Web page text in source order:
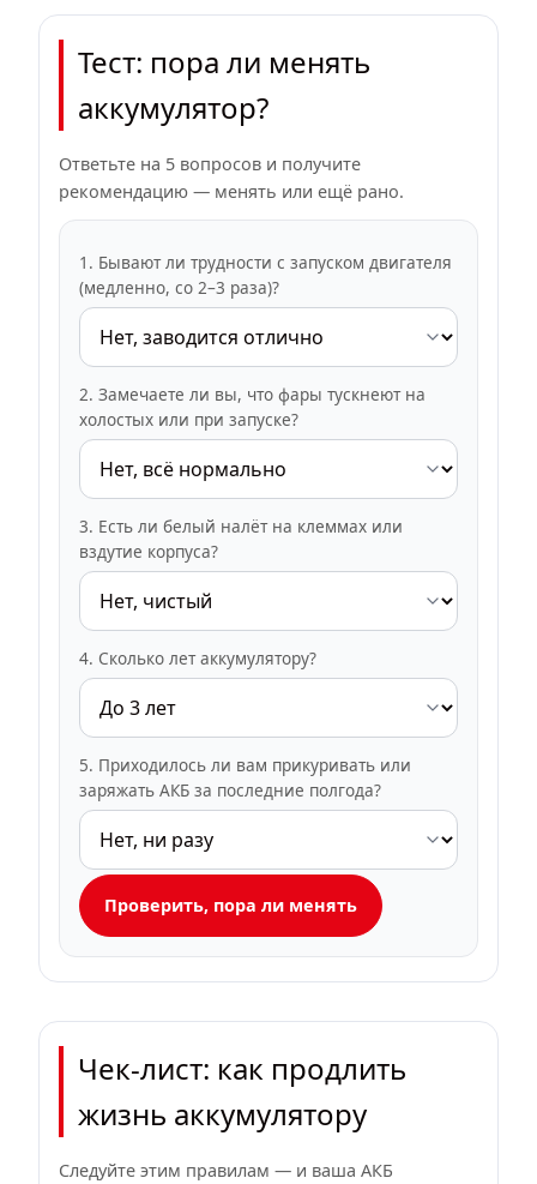
Тест: пора ли менять
аккумулятор?
Ответьте на 5 вопросов и получите
рекомендацию — менять или ещё рано.
1. Бывают ли трудности с запуском двигателя
(медленно, со 2–3 раза)?
2. Замечаете ли вы, что фары тускнеют на
холостых или при запуске?
3. Есть ли белый налёт на клеммах или
вздутие корпуса?
4. Сколько лет аккумулятору?
5. Приходилось ли вам прикуривать или
заряжать АКБ за последние полгода?
Проверить, пора ли менять
Чек-лист: как продлить
жизнь аккумулятору
Следуйте этим правилам — и ваша АКБ